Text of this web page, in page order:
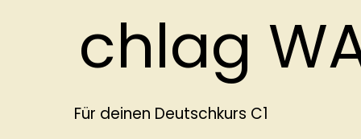
chlag
Für deinen Deutschkurs C1